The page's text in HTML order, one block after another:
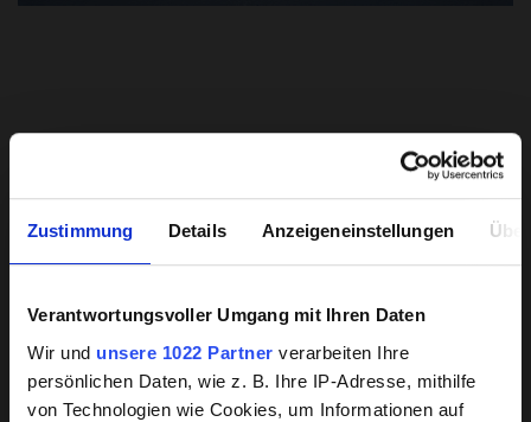
Zustimmung Details Anzeigeneinstellungen
Verantwortungsvoller Umgang mit Ihren Daten
Wir und unsere 1022 Partner verarbeiten Ihre
persönlichen Daten, wie z. B. Ihre IP-Adresse, mithilfe
von Technologien wie Cookies, um Informationen auf
Hintergrundwissen zu
beschichteten Pumpen
Vor-
Analyse
Wir begutachten im Vorfeld eines jeden PumpenAudits ihre
Anlage und schätzen das Einsparpotential ab.